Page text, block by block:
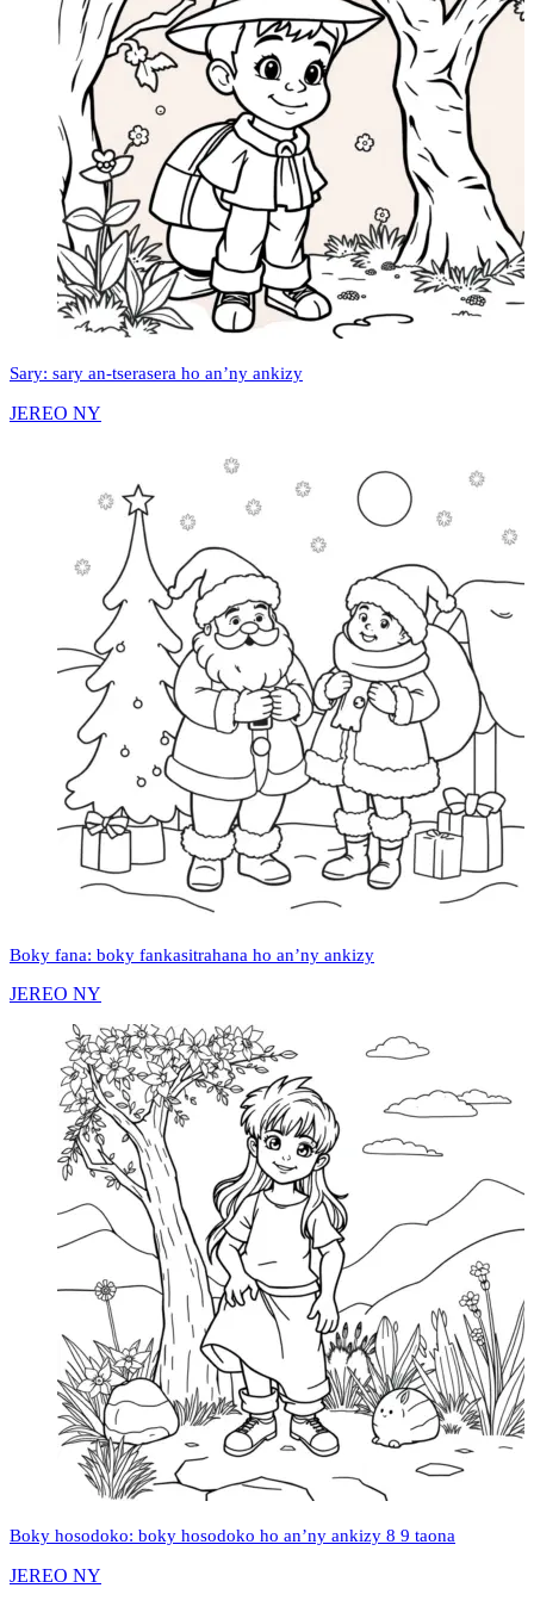
Sary: sary an-tserasera ho an’ny ankizy
JEREO NY
Boky fana: boky fankasitrahana ho an’ny ankizy
JEREO NY
Boky hosodoko: boky hosodoko ho an’ny ankizy 8 9 taona
JEREO NY